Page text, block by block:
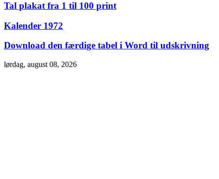
Tal plakat fra 1 til 100 print
Kalender 1972
Download den færdige tabel i Word til udskrivning
lørdag, august 08, 2026